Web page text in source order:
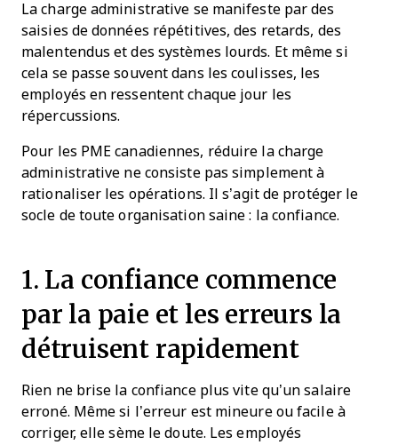
La charge administrative se manifeste par des
saisies de données répétitives, des retards, des
malentendus et des systèmes lourds. Et même si
cela se passe souvent dans les coulisses, les
employés en ressentent chaque jour les
répercussions.
Pour les PME canadiennes, réduire la charge
administrative ne consiste pas simplement à
rationaliser les opérations. Il s’agit de protéger le
socle de toute organisation saine : la confiance.
1. La confiance commence
par la paie et les erreurs la
détruisent rapidement
Rien ne brise la confiance plus vite qu’un salaire
erroné. Même si l’erreur est mineure ou facile à
corriger, elle sème le doute. Les employés